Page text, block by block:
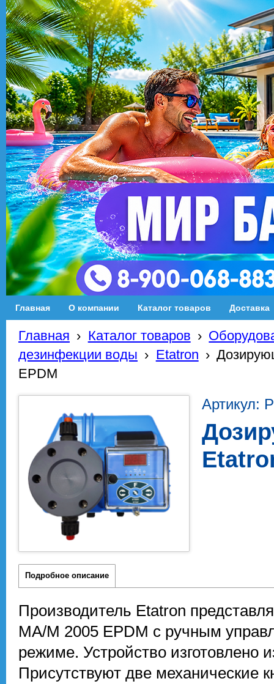
Главная О компании Каталог товаров Доставка
Главная › Каталог товаров ›
дезинфекции воды › Etatron ›
EPDM
Артикул:
Подробное описание
Производитель Etatron
MA/M 2005 EPDM с ручным
режиме. Устройство изготовлено
Присутствуют две механические